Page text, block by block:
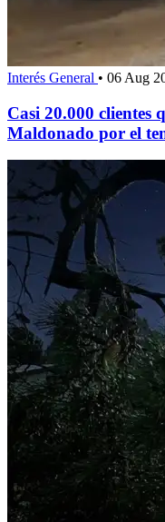
Interés General • 06 Aug
Casi 20.000 clientes
Maldonado por el